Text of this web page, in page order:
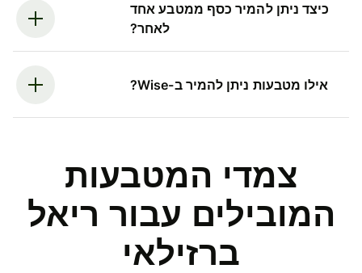
כיצד ניתן להמיר כסף ממטבע אחד
לאחר?
אילו מטבעות ניתן להמיר ב-Wise?
צמדי המטבעות
המובילים עבור ריאל
ברזילאי